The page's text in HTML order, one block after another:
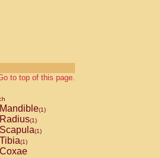
to top of this page.
Mandible(1)
Radius(1)
Scapula(1)
Tibia(1)
Coxae